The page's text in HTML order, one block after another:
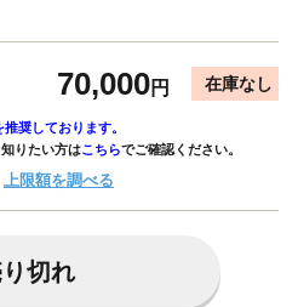
70,000円 在庫なし
推奨しております。
りたい方はこちらでご確認ください。
上限額を調べる
切れ